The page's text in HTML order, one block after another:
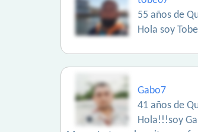
55 años de
Hola soy Tobe
Gabo7
41 años de
Hola!!!soy